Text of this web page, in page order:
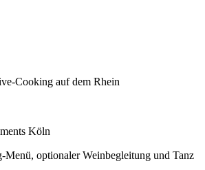
Cooking auf dem Rhein
Köln
Menü, optionaler Weinbegleitung und Tanz